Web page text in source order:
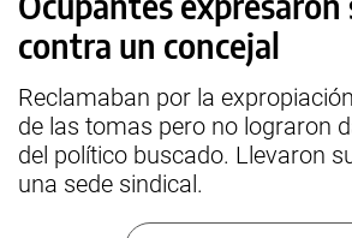
contra un concejal
Reclamaban por la
de las tomas pero no lograron
del político buscado. Llevaron
una sede sindical.